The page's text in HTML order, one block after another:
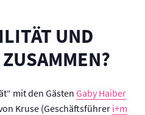
/ Supervision
UND
mit den Gästen Gaby Haiber
Kruse (Geschäftsführer i+m